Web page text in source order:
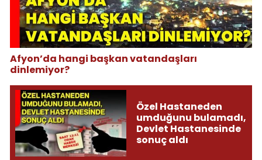
Afyon’da hangi başkan vatandaşları
dinlemiyor?
Özel Hastaneden
umduğunu bulamadı,
Devlet Hastanesinde
sonuç aldı